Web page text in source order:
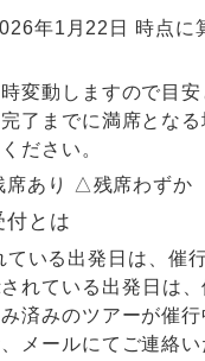
年1月22日 時点に
変動しますので目安
了までに満席とな
ださい。
あり △残席わずか
付とは
ている出発日は、催
れている出発日は
済みのツアーが催
メールにてご連絡い